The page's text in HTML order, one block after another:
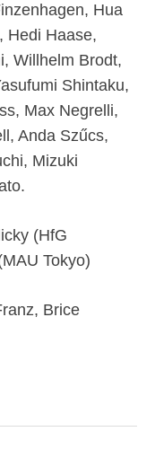
Hua
Hedi Haase,
Willhelm Brodt,
Shintaku,
Max Negrelli,
Anda Szűcs,
Mizuki
(HfG
Tokyo)
Brice